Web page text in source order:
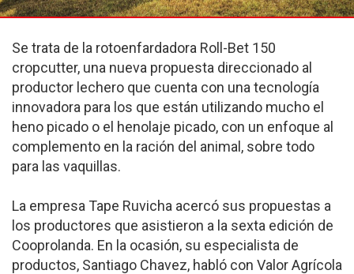
Se trata de la rotoenfardadora Roll-Bet 150
cropcutter, una nueva propuesta direccionado al
productor lechero que cuenta con una tecnología
innovadora para los que están utilizando mucho el
heno picado o el henolaje picado, con un enfoque al
complemento en la ración del animal, sobre todo
para las vaquillas.
La empresa Tape Ruvicha acercó sus propuestas a
los productores que asistieron a la sexta edición de
Cooprolanda. En la ocasión, su especialista de
productos, Santiago Chavez, habló con Valor Agrícola